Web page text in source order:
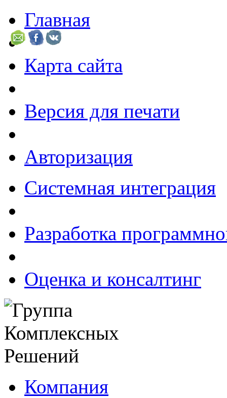
Главная
Карта сайта
Версия для печати
Авторизация
Системная интеграция
Разработка
Оценка и консалтинг
Компания